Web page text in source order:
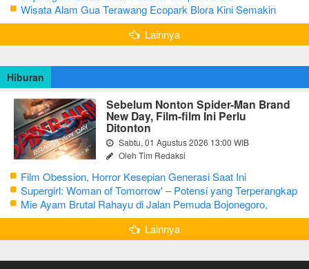
Wisata Alam Gua Terawang Ecopark Blora Kini Semakin
Menarik
Lainnya
Hiburan
Sebelum Nonton Spider-Man Brand
New Day, Film-film Ini Perlu
Ditonton
Sabtu, 01 Agustus 2026 13:00 WIB
Oleh Tim Redaksi
Film Obession, Horror Kesepian Generasi Saat Ini
Supergirl: Woman of Tomorrow' – Potensi yang Terperangkap
dalam Narasi Generik
Mie Ayam Brutal Rahayu di Jalan Pemuda Bojonegoro,
Kuliner dengan Banyak Pilihan Menu
Lainnya